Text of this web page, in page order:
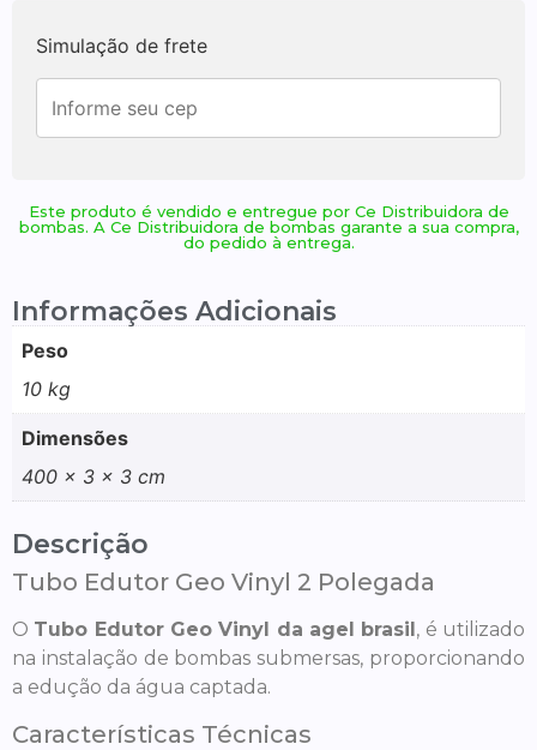
Simulação de frete
Este produto é vendido e entregue por Ce Distribuidora de
bombas. A Ce Distribuidora de bombas garante a sua compra,
do pedido à entrega.
Informações Adicionais
Peso
10 kg
Dimensões
400 × 3 × 3 cm
Descrição
Tubo Edutor Geo Vinyl 2 Polegada
O Tubo Edutor Geo Vinyl da agel brasil , é utilizado
na instalação de bombas submersas, proporcionando
a edução da água captada.
Características Técnicas